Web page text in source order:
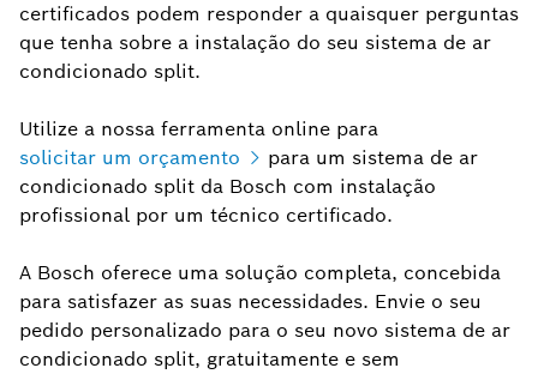
certificados podem responder a quaisquer perguntas
que tenha sobre a instalação do seu sistema de ar
condicionado split.
Utilize a nossa ferramenta online para
solicitar um orçamento
para um sistema de ar
condicionado split da Bosch com instalação
profissional por um técnico certificado.
A Bosch oferece uma solução completa, concebida
para satisfazer as suas necessidades. Envie o seu
pedido personalizado para o seu novo sistema de ar
condicionado split, gratuitamente e sem